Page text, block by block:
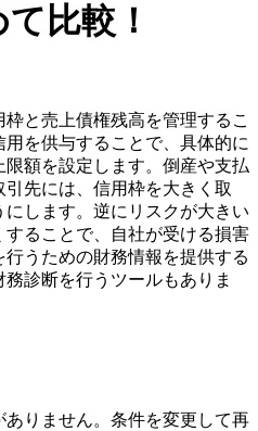
比較！
売上債権残高を管理するこ
を供与することで、具体的に
額を設定します。倒産や支払
先には、信用枠を大きく取
します。逆にリスクが大きい
ることで、自社が受ける損害
ための財務情報を提供する
断を行うツールもありま
りません。条件を変更して再